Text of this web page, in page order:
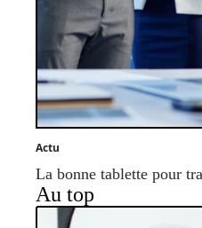
Actu
La bonne tablette pour
Au top